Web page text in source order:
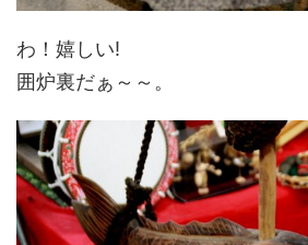
わ！嬉しい!
囲炉裏だぁ～～。